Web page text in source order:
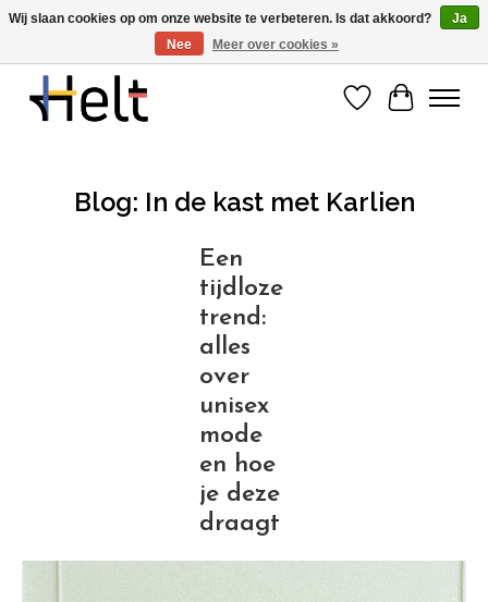
Ontdek de nieuwe collecties in store & online
Verlanglijst
Blog: In de kast met Karlien
Een
tijdloze
trend:
alles
over
unisex
mode
en hoe
je deze
draagt
Wij slaan cookies op om onze website te verbeteren. Is dat akkoord?
Ja
Nee
Meer over cookies »